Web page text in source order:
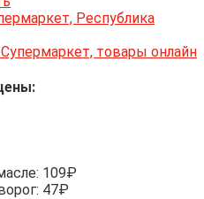
Республика
товары онлайн
109₽
47₽